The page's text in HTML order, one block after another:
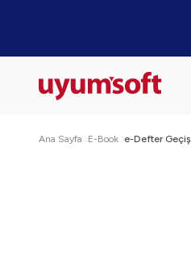
Ana Sayfa E-Book e-Defter